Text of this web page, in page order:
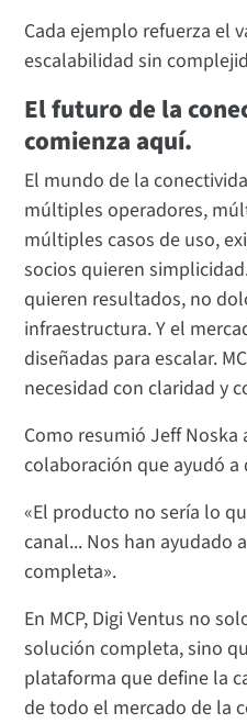
Cada ejemplo refuerza el
escalabilidad sin
El futuro de la
comienza aquí.
El mundo de la
múltiples operadores,
múltiples casos de uso,
socios quieren
quieren resultados, no
infraestructura. Y el
diseñadas para escalar.
necesidad con claridad y
Como resumió Jeff
colaboración que ayudó
«El producto no sería lo
canal... Nos han ayudado
completa».
En MCP, Digi Ventus no
solución completa, sino
plataforma que define la
de todo el mercado de la